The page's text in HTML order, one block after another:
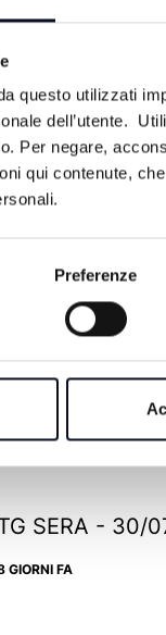
questo utilizzati
dell’utente.
Per negare,
qui contenute,
Preferenze
e rubriche, a
SERA - 06/
SERA - 30/
GIORNI FA